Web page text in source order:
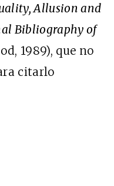
Allusion and
Bibliography of
1989), que no
citarlo